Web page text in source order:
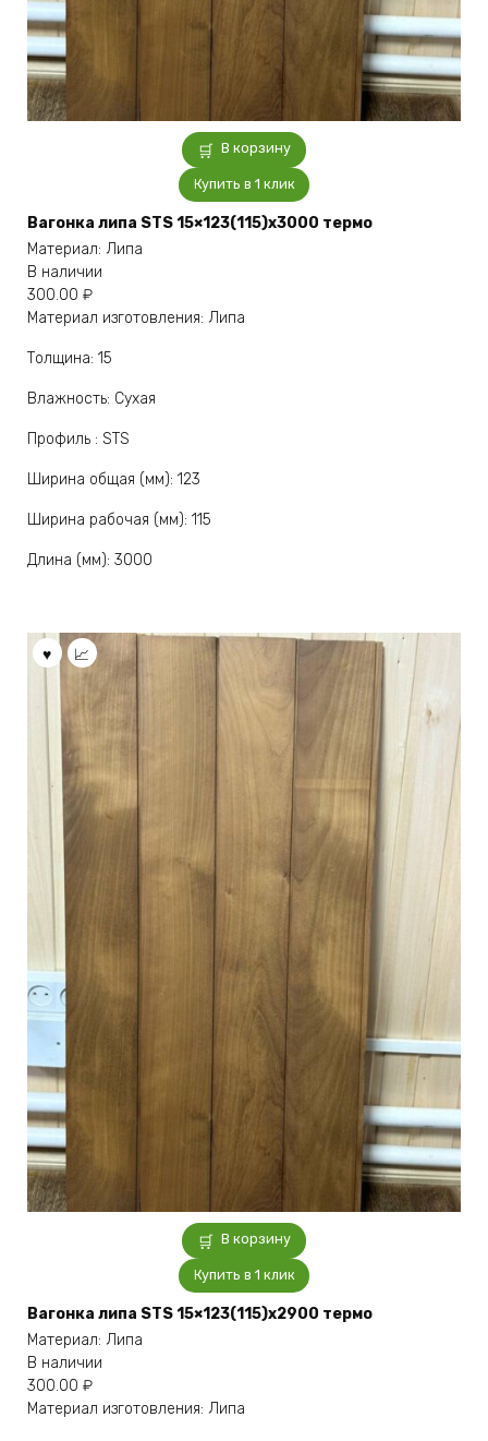
В корзину
Купить в 1 клик
Вагонка липа STS 15×123(115)x3000 термо
Материал: Липа
В наличии
300.00 ₽
Материал изготовления: Липа
Толщина: 15
Влажность: Сухая
Профиль : STS
Ширина общая (мм): 123
Ширина рабочая (мм): 115
Длина (мм): 3000
В корзину
Купить в 1 клик
Вагонка липа STS 15×123(115)x2900 термо
Материал: Липа
В наличии
300.00 ₽
Материал изготовления: Липа